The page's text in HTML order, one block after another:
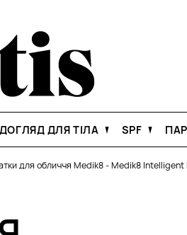
ДОГЛЯД ДЛЯ ТІЛА SPF
для обличчя Medik8-Medik8 Intelligent